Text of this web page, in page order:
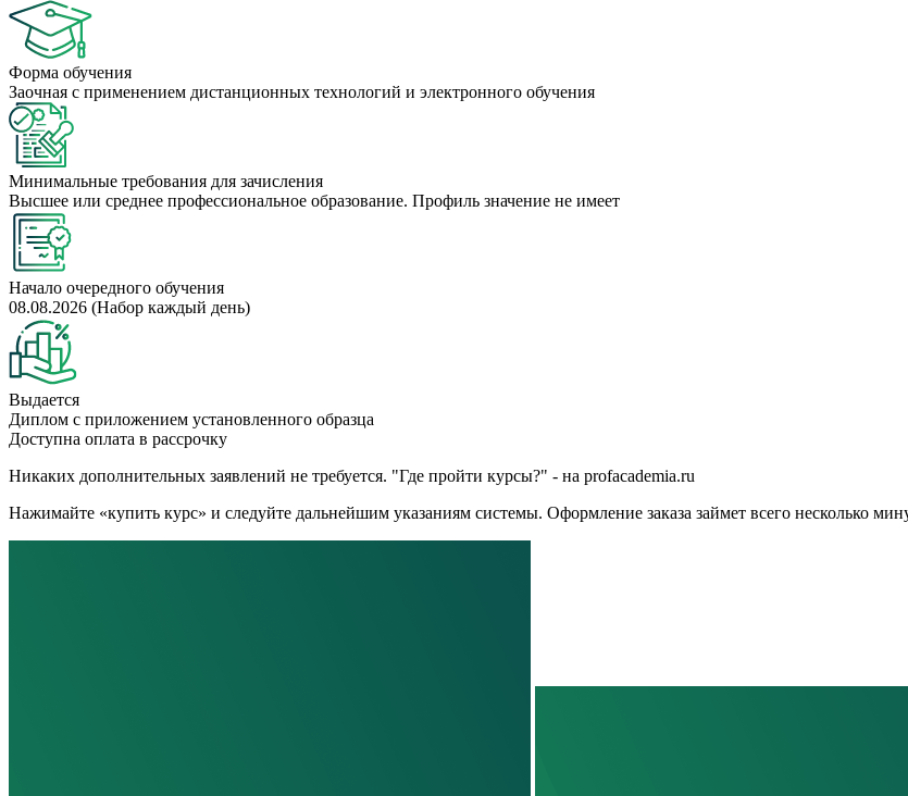
Форма обучения
Заочная с применением дистанционных технологий и электронного обучения
Минимальные требования для зачисления
Высшее или среднее профессиональное образование. Профиль значение не имеет
Начало очередного обучения
08.08.2026 (Набор каждый день)
Выдается
Диплом с приложением установленного образца
Доступна оплата в рассрочку
Никаких дополнительных заявлений не требуется. "Где пройти курсы?" - на profacademia.ru
Нажимайте «купить курс» и следуйте дальнейшим указаниям системы. Оформление заказа займет всего несколько